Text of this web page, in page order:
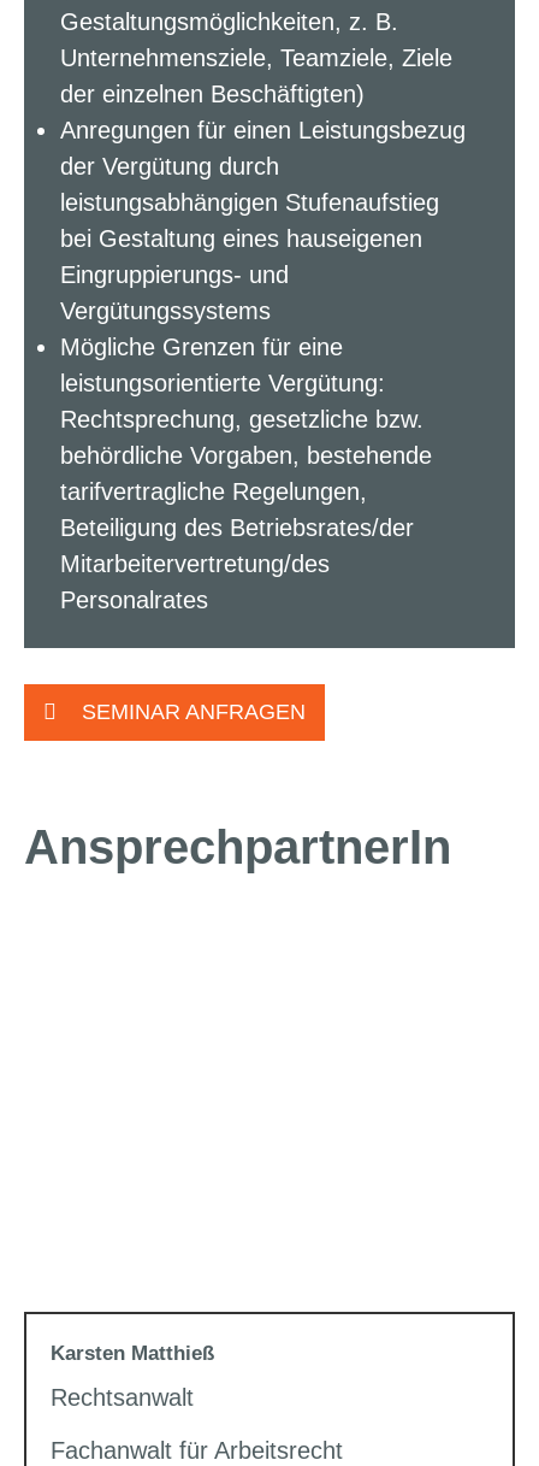
Gestaltungsmöglichkeiten, z. B.
Unternehmensziele, Teamziele, Ziele
der einzelnen Beschäftigten)
Anregungen für einen Leistungsbezug
der Vergütung durch
leistungsabhängigen Stufenaufstieg
bei Gestaltung eines hauseigenen
Eingruppierungs- und
Vergütungssystems
Mögliche Grenzen für eine
leistungsorientierte Vergütung:
Rechtsprechung, gesetzliche bzw.
behördliche Vorgaben, bestehende
tarifvertragliche Regelungen,
Beteiligung des Betriebsrates/der
Mitarbeitervertretung/des
Personalrates
SEMINAR ANFRAGEN
AnsprechpartnerIn
Karsten Matthieß
Rechtsanwalt
Fachanwalt für Arbeitsrecht